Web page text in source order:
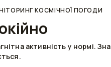
КОСМІЧНОЇ ПОГОДИ
активність у нормі.